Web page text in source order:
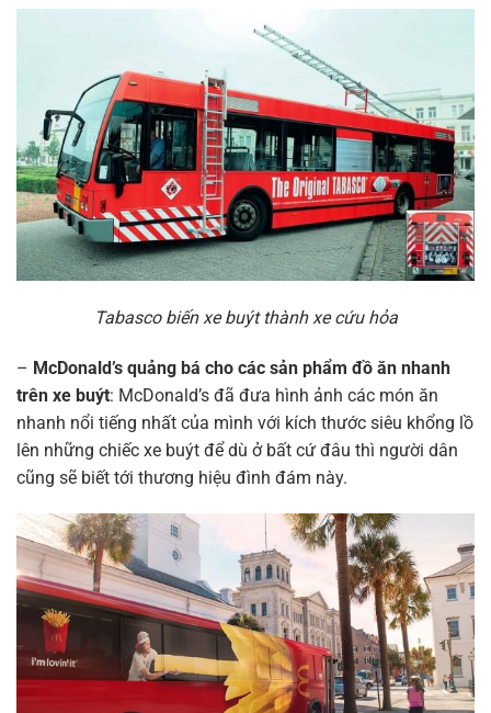
Tabasco biến xe buýt thành xe cứu hỏa
– McDonald’s quảng bá cho các sản phẩm đồ ăn nhanh
trên xe buýt: McDonald’s đã đưa hình ảnh các món ăn
nhanh nổi tiếng nhất của mình với kích thước siêu khổng lồ
lên những chiếc xe buýt để dù ở bất cứ đâu thì người dân
cũng sẽ biết tới thương hiệu đình đám này.